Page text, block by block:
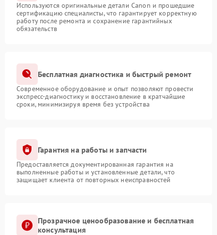
Используются оригинальные детали Canon и прошедшие
сертификацию специалисты, что гарантирует корректную
работу после ремонта и сохранение гарантийных
обязательств
Бесплатная диагностика и быстрый ремонт
Современное оборудование и опыт позволяют провести
экспресс-диагностику и восстановление в кратчайшие
сроки, минимизируя время без устройства
Гарантия на работы и запчасти
Предоставляется документированная гарантия на
выполненные работы и установленные детали, что
защищает клиента от повторных неисправностей
Прозрачное ценообразование и бесплатная
консультация